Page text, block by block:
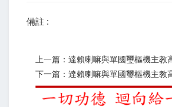
備註 :
上一篇：達賴喇嘛與單國璽樞機主教
下一篇：達賴喇嘛與單國璽樞機主教